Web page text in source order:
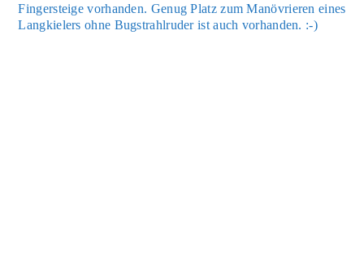
Fin­ger­stei­ge vor­han­den. Genug Platz zum Manö­vrie­ren eines
Lang­kie­lers ohne Bug­strahl­ru­der ist auch vor­han­den. :-)